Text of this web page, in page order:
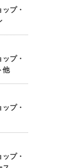
プ・
プ・
他
プ・
プ・